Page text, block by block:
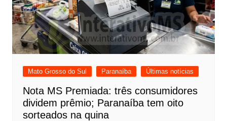
Mato Grosso do Sul Paranaíba Últimas notícias
Nota MS Premiada: três consumidores
dividem prêmio; Paranaíba tem oito
sorteados na quina